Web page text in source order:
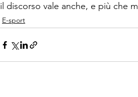
il discorso vale anche, e più che
E-sport